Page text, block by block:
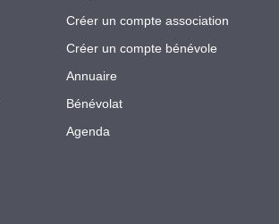
Créer un compte association
Créer un compte bénévole
Annuaire
Bénévolat
Agenda